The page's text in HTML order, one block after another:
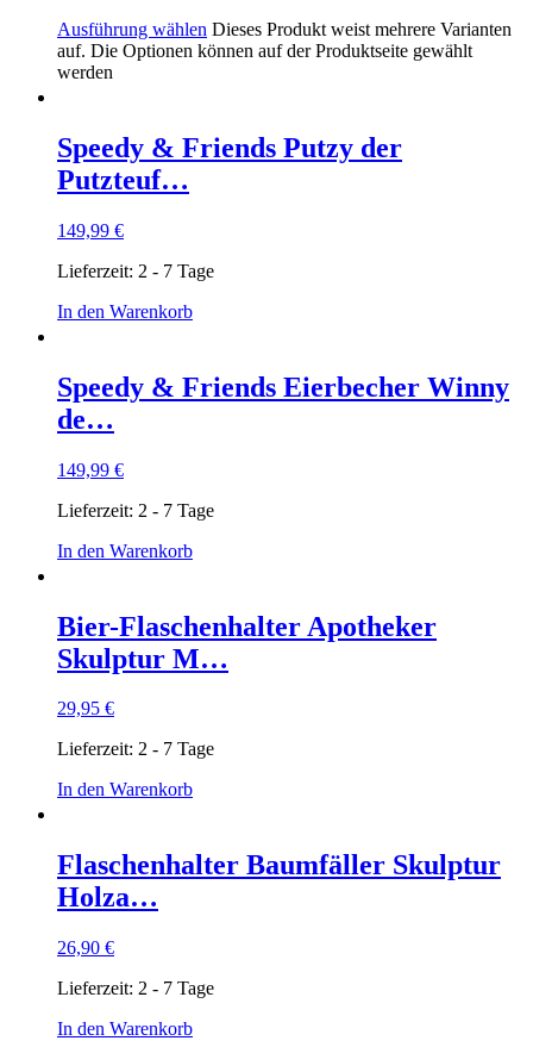
Ausführung wählen Dieses Produkt weist mehrere Varianten
auf. Die Optionen können auf der Produktseite gewählt
werden
Speedy & Friends Putzy der
Putzteuf…
149,99 €
Lieferzeit: 2 - 7 Tage
In den Warenkorb
Speedy & Friends Eierbecher Winny
de…
149,99 €
Lieferzeit: 2 - 7 Tage
In den Warenkorb
Bier-Flaschenhalter Apotheker
Skulptur M…
29,95 €
Lieferzeit: 2 - 7 Tage
In den Warenkorb
Flaschenhalter Baumfäller Skulptur
Holza…
26,90 €
Lieferzeit: 2 - 7 Tage
In den Warenkorb